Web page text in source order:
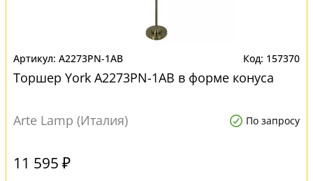
A2273PN-1AB 157370
Торшер York A2273PN-1AB в форме конуса
Arte Lamp (Италия) По запросу
11 595 ₽